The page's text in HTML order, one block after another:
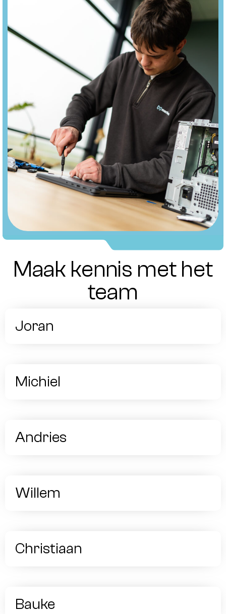
Maak kennis met het
team
Joran
Michiel
Andries
Willem
Christiaan
Bauke